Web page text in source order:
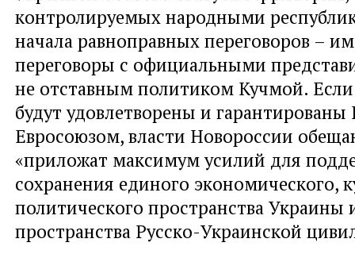
контролируемых народными
начала равноправных переговоров –
переговоры с официальными
не отставным политиком Кучмой. Если
будут удовлетворены и гарантированы
Евросоюзом, власти Новороссии
«приложат максимум усилий для
сохранения единого экономического,
политического пространства Украины
пространства Русско-Украинской